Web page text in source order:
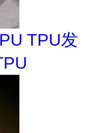
TPU发